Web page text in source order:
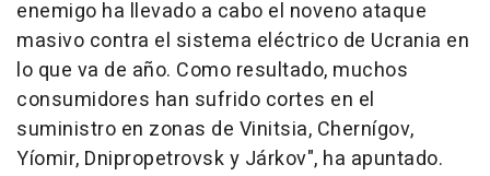
enemigo ha llevado a cabo el noveno ataque
masivo contra el sistema eléctrico de Ucrania en
lo que va de año. Como resultado, muchos
consumidores han sufrido cortes en el
suministro en zonas de Vinitsia, Chernígov,
Yíomir, Dnipropetrovsk y Járkov", ha apuntado.